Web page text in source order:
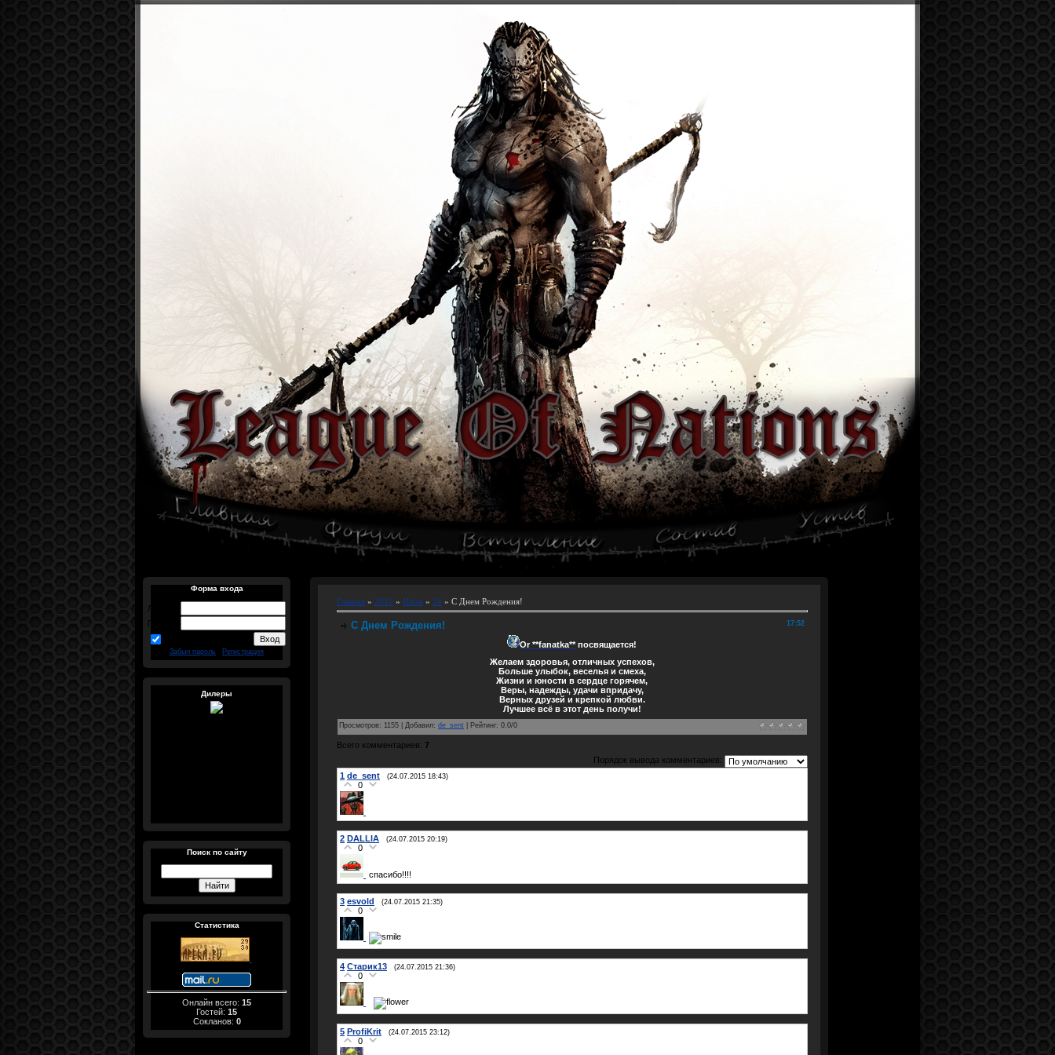
Форма входа
Логин:
Пароль:
Забыл пароль Регистрация
Дилеры
Поиск по сайту
Статистика
Онлайн всего: 15
Гостей: 15
Сокланов: 0
Главная » 2015 » Июль » 24 » С Днем Рождения!
17:52
С Днем Рождения!
Or **fanatka** посвящается!
Желаем здоровья, отличных успехов,
Больше улыбок, веселья и смеха,
Жизни и юности в сердце горячем,
Веры, надежды, удачи впридачу,
Верных друзей и крепкой любви.
Лучшее всё в этот день получи!
Просмотров: 1155 Добавил: de_sent Рейтинг: 0.0/0
Всего комментариев: 7
Порядок вывода комментариев:
1 de_sent (24.07.2015 18:43)
0
2 DALLlA (24.07.2015 20:19)
0
спасибо!!!!
3 esvold (24.07.2015 21:35)
0
4 Старик13 (24.07.2015 21:36)
0
5 ProfiKrit (24.07.2015 23:12)
0